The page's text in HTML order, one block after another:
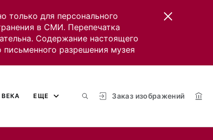
только для персонального
в СМИ. Перепечатка
Содержание настоящего
разрешения музея
Заказ изображений
ЕЩЕ